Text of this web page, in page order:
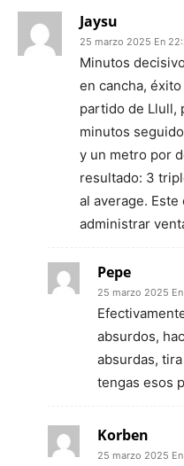
Jaysu
25 marzo 2025 En
Minutos
en cancha,
partido de Llull,
minutos
y un metro por
resultado: 3
al average.
administrar
Pepe
25 marzo 2025
absurdos,
absurdas,
tengas esos
Korben
25 marzo 2025